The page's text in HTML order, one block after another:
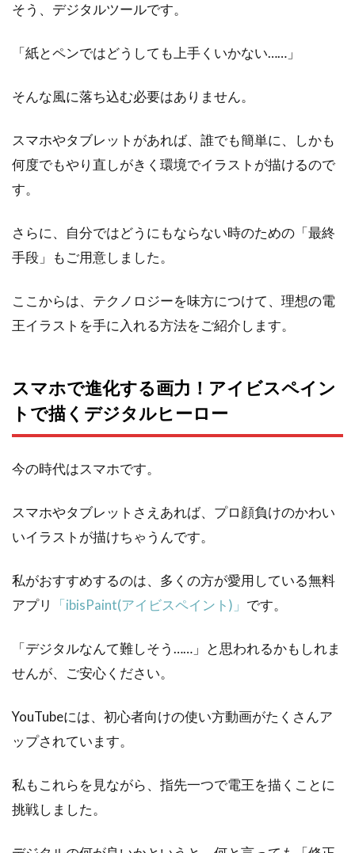
そう、デジタルツールです。
「紙とペンではどうしても上手くいかない……」
そんな風に落ち込む必要はありません。
スマホやタブレットがあれば、誰でも簡単に、しかも
何度でもやり直しがきく環境でイラストが描けるので
す。
さらに、自分ではどうにもならない時のための「最終
手段」もご用意しました。
ここからは、テクノロジーを味方につけて、理想の電
王イラストを手に入れる方法をご紹介します。
スマホで進化する画力！アイビスペイン
トで描くデジタルヒーロー
今の時代はスマホです。
スマホやタブレットさえあれば、プロ顔負けのかわい
いイラストが描けちゃうんです。
私がおすすめするのは、多くの方が愛用している無料
アプリ
「ibisPaint(アイビスペイント)」 です。
「デジタルなんて難しそう……」と思われるかもしれま
せんが、ご安心ください。
YouTubeには、初心者向けの使い方動画がたくさんア
ップされています。
私もこれらを見ながら、指先一つで電王を描くことに
挑戦しました。